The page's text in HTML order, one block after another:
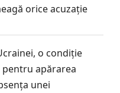
orice acuzație
o condiție
apărarea
unei